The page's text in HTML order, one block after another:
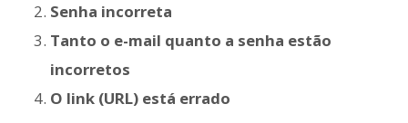
Senha incorreta
Tanto o e-mail quanto a senha estão
incorretos
O link (URL) está errado